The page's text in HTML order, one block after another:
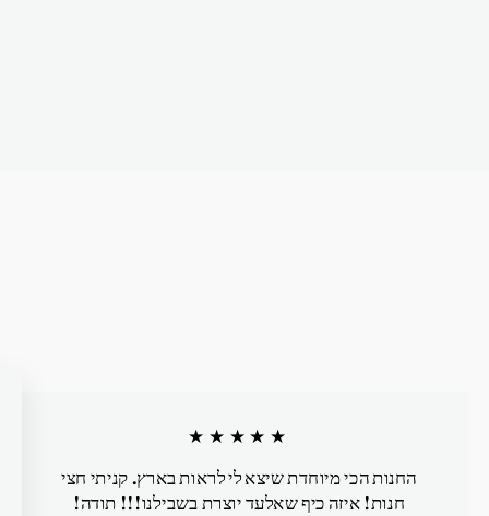
★★★★★
החנות הכי מיוחדת שיצא לי לראות בארץ. קניתי חצי
חנות! איזה כיף שאלעד יוצרת בשבילנו!!! תודה!